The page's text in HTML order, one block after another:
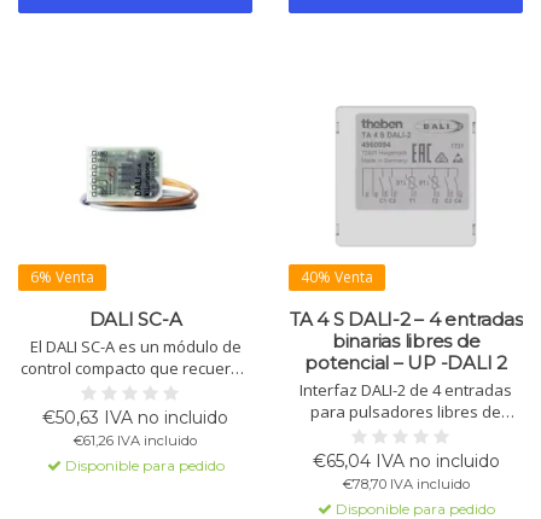
6% Venta
DALI SC-A
El DALI SC-A es un módulo de
control compacto que recuerda
cuatro escenas DALI mediante
interruptores momentáneos
convencionales. La selección
de escenas se realiza
mediante un interruptor
€50,63 IVA no incluido
€61,26 IVA incluido
Disponible para pedido
40% Venta
TA 4 S DALI-2 – 4 entradas
binarias libres de
potencial – UP -DALI 2
Interfaz DALI-2 de 4 entradas
para pulsadores libres de
potencial, configurable como
contacto NA o NC, con 2
entradas extra para sensores
o potenciómetros. Alimentación
€65,04 IVA no incluido
€78,70 IVA incluido
Disponible para pedido